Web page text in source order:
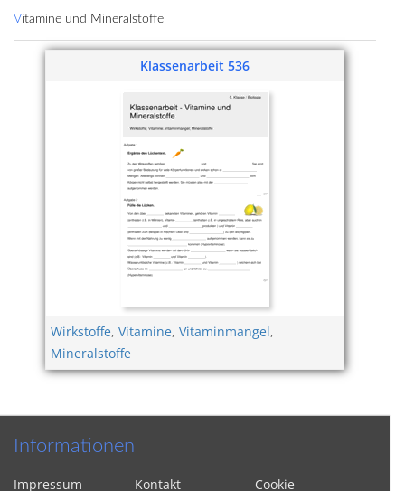
Vitamine und Mineralstoffe
Klassenarbeit 536
Wirkstoffe, Vitamine, Vitaminmangel,
Mineralstoffe
Informationen
Impressum Kontakt Cookie-